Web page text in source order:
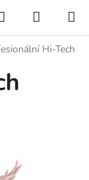
Hledat
KOŠÍK
Hi-Tech